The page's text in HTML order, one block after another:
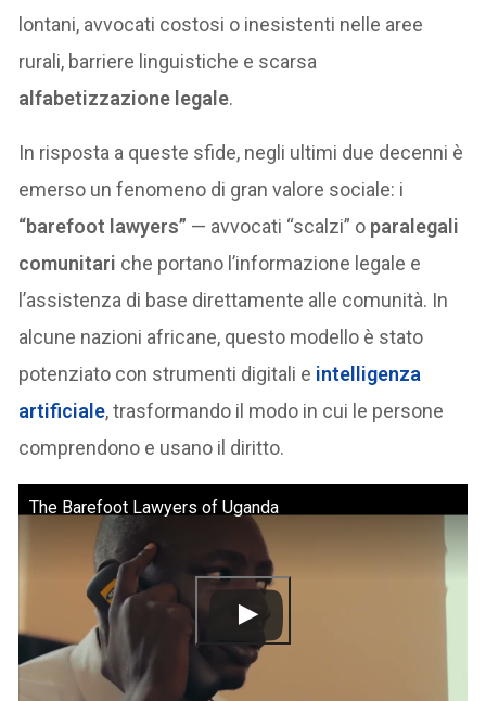
lontani, avvocati costosi o inesistenti nelle aree
rurali, barriere linguistiche e scarsa
alfabetizzazione legale.
In risposta a queste sfide, negli ultimi due decenni è
emerso un fenomeno di gran valore sociale: i
“barefoot lawyers” — avvocati “scalzi” o paralegali
comunitari che portano l’informazione legale e
l’assistenza di base direttamente alle comunità. In
alcune nazioni africane, questo modello è stato
potenziato con strumenti digitali e intelligenza
artificiale, trasformando il modo in cui le persone
comprendono e usano il diritto.
The Barefoot Lawyers of Uganda